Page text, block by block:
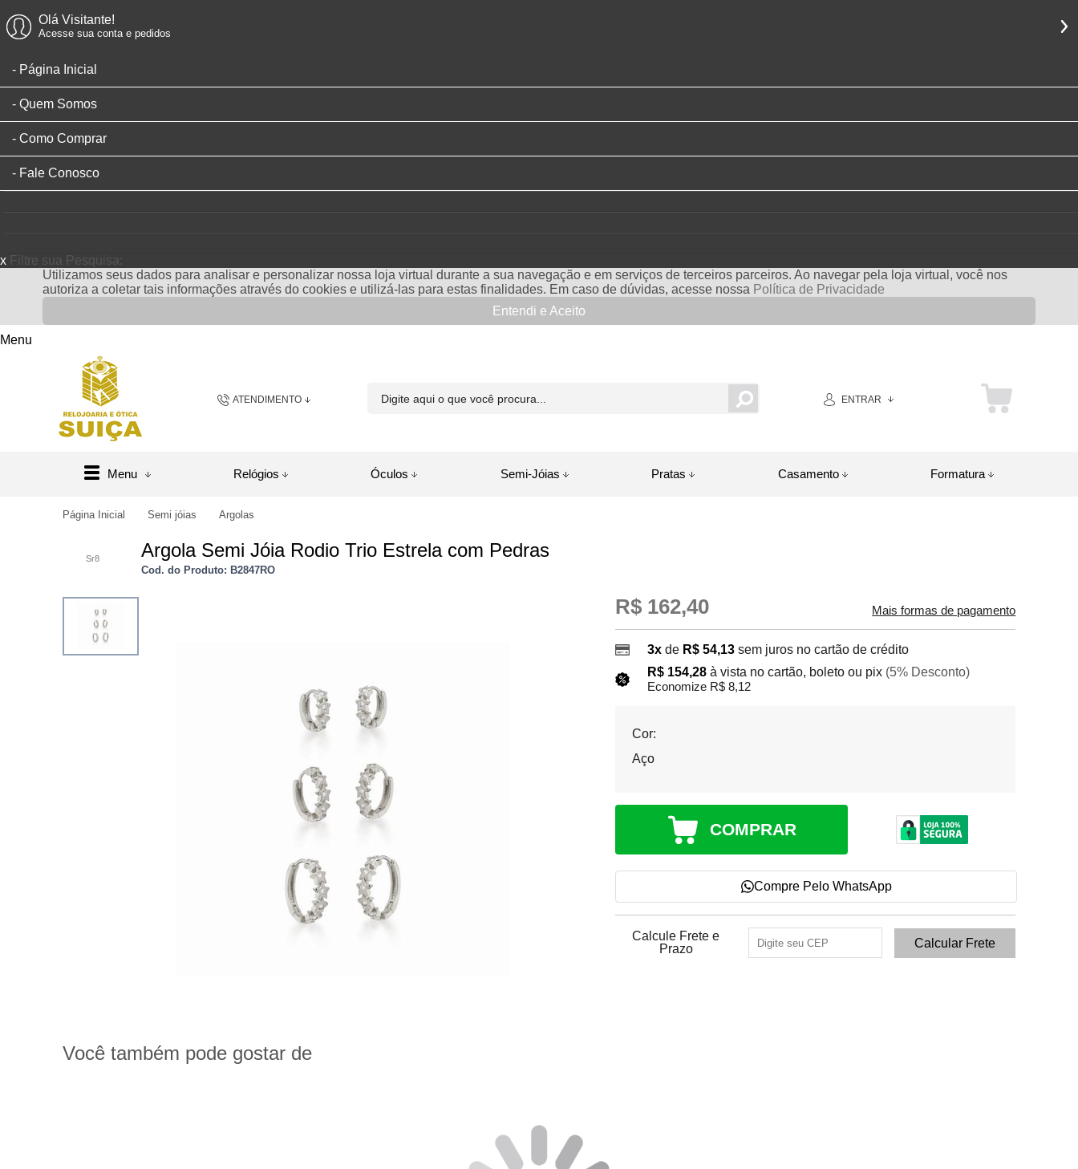
Olá Visitante!
Acesse sua conta e pedidos
Página Inicial
Quem Somos
Como Comprar
Fale Conosco
x Filtre sua Pesquisa:
Utilizamos seus dados para analisar e personalizar nossa loja virtual durante a sua navegação e em serviços de terceiros parceiros. Ao navegar pela loja virtual, você nos
autoriza a coletar tais informações através do cookies e utilizá-las para estas finalidades. Em caso de dúvidas, acesse nossa Política de Privacidade
Entendi e Aceito
Menu
ATENDIMENTO
(48) 98481-8250
sac@relojoariaeoticasuica.com.br
Central de Ajuda
ENTRAR
Menu Relógios Óculos Semi-Jóias Pratas Casamento Formatura
Página Inicial Semi jóias Argolas
Sr8 Argola Semi Jóia Rodio Trio Estrela com Pedras
Cod. do Produto: B2847RO
R$ 162,40 Mais formas de pagamento
3x de R$ 54,13 sem juros no cartão de crédito
R$ 154,28à vista no cartão, boleto ou pix (5% Desconto)
Economize R$ 8,12
Cor:
Aço
COMPRAR
Compre Pelo WhatsApp
Calcule Frete e
Prazo
Você também pode gostar de